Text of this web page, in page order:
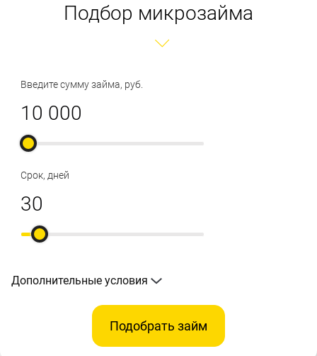
Подбор микрозайма
Введите сумму займа, руб.
Срок, дней
Дополнительные условия
Подобрать займ